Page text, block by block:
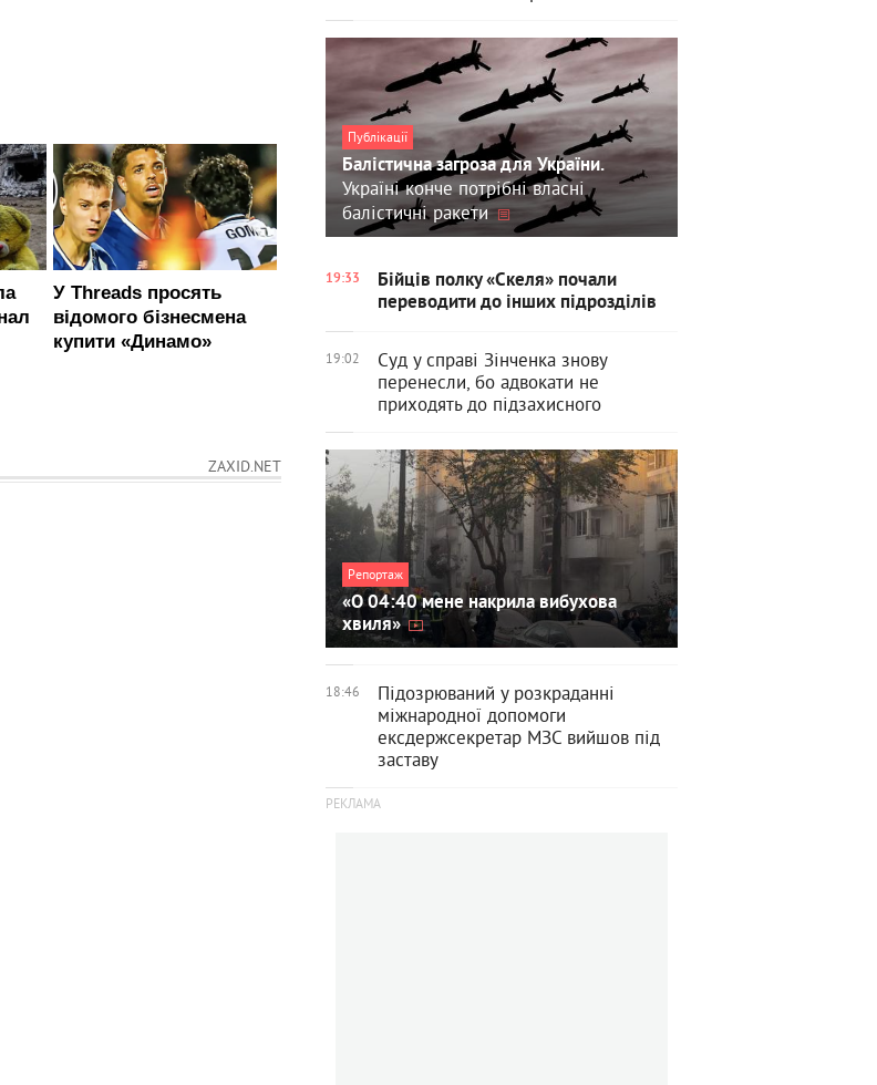
ZAXID.NET
Публікації
Балістична загроза для України.
Україні конче потрібні власні
балістичні ракети
19:33
Бійців полку «Скеля» почали
переводити до інших підрозділів
19:02
Суд у справі Зінченка знову
перенесли, бо адвокати не
приходять до підзахисного
Репортаж
«О 04:40 мене накрила вибухова
хвиля»
18:46
Підозрюваний у розкраданні
міжнародної допомоги
ексдержсекретар МЗС вийшов під
заставу